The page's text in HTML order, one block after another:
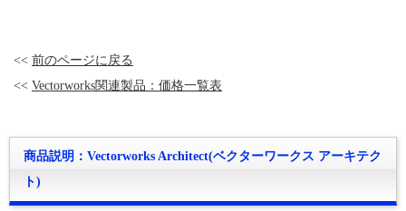
<< 前のページに戻る
<< Vectorworks関連製品：価格一覧表
商品説明：Vectorworks Architect(ベクターワークス アーキテク
ト)